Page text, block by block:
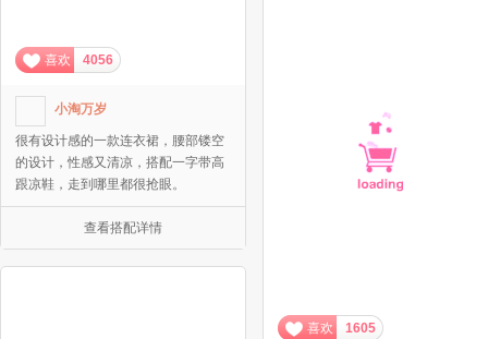
喜欢 4056
小淘万岁
很有设计感的一款连衣裙，腰部镂空
的设计，性感又清凉，搭配一字带高
跟凉鞋，走到哪里都很抢眼。
查看搭配详情
喜欢 1605